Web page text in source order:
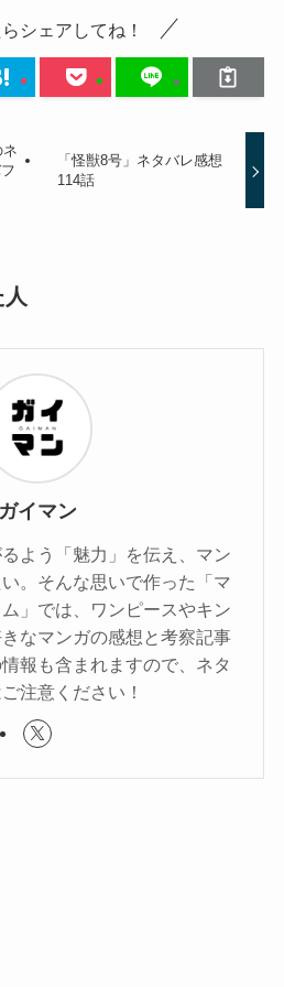
シェアしてね！
ネ
「怪獣8号」ネタバレ感想
114話
人
ガイマン
よう「魅力」を伝え、マン
。そんな思いで作った「マ
」では、ワンピースやキン
なマンガの感想と考察記事
報も含まれますので、ネタ
注意ください！